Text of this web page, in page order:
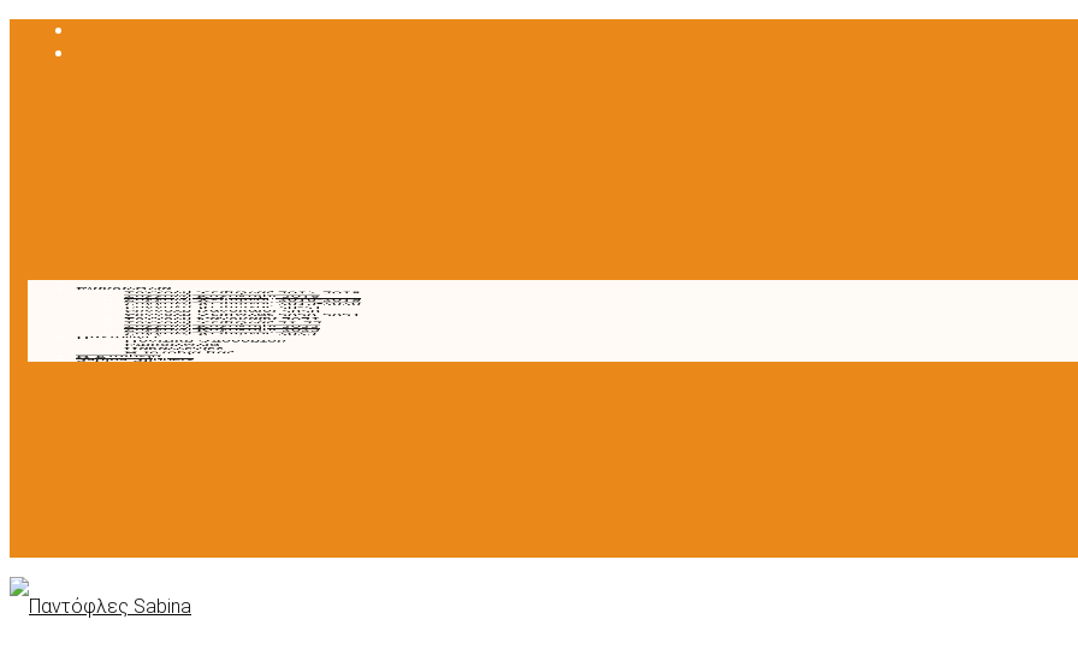
Sabina Slippers
Η Εταιρεία
Η Ιστορία μας
Παραγγελίες
Επικοινωνία
Παντόφλες
Συλλογή Χειμώνας 2023
Συλλογή Καλοκαίρι 2023
Συλλογή Καλοκαίρι 2022
Συλλογή Χειμώνας 21-22
Συλλογή Καλοκαίρι 2021
Συλλογή Χειμώνας 2020-2021
Συλλογή Χειμώνας 20-21
Συλλογή Χειμώνας 2019-2020
Συλλογή Χειμώνας 2018-2019
Συλλογή Καλοκαίρι 2018
Συλλογή Χειμώνας 2017-2018
Επικοινωνία